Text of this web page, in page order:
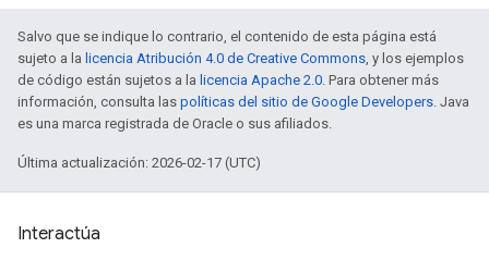
Salvo que se indique lo contrario, el contenido de esta página está
sujeto a la licencia Atribución 4.0 de Creative Commons, y los ejemplos
de código están sujetos a la licencia Apache 2.0. Para obtener más
información, consulta las políticas del sitio de Google Developers. Java
es una marca registrada de Oracle o sus afiliados.
Última actualización: 2026-02-17 (UTC)
Interactúa